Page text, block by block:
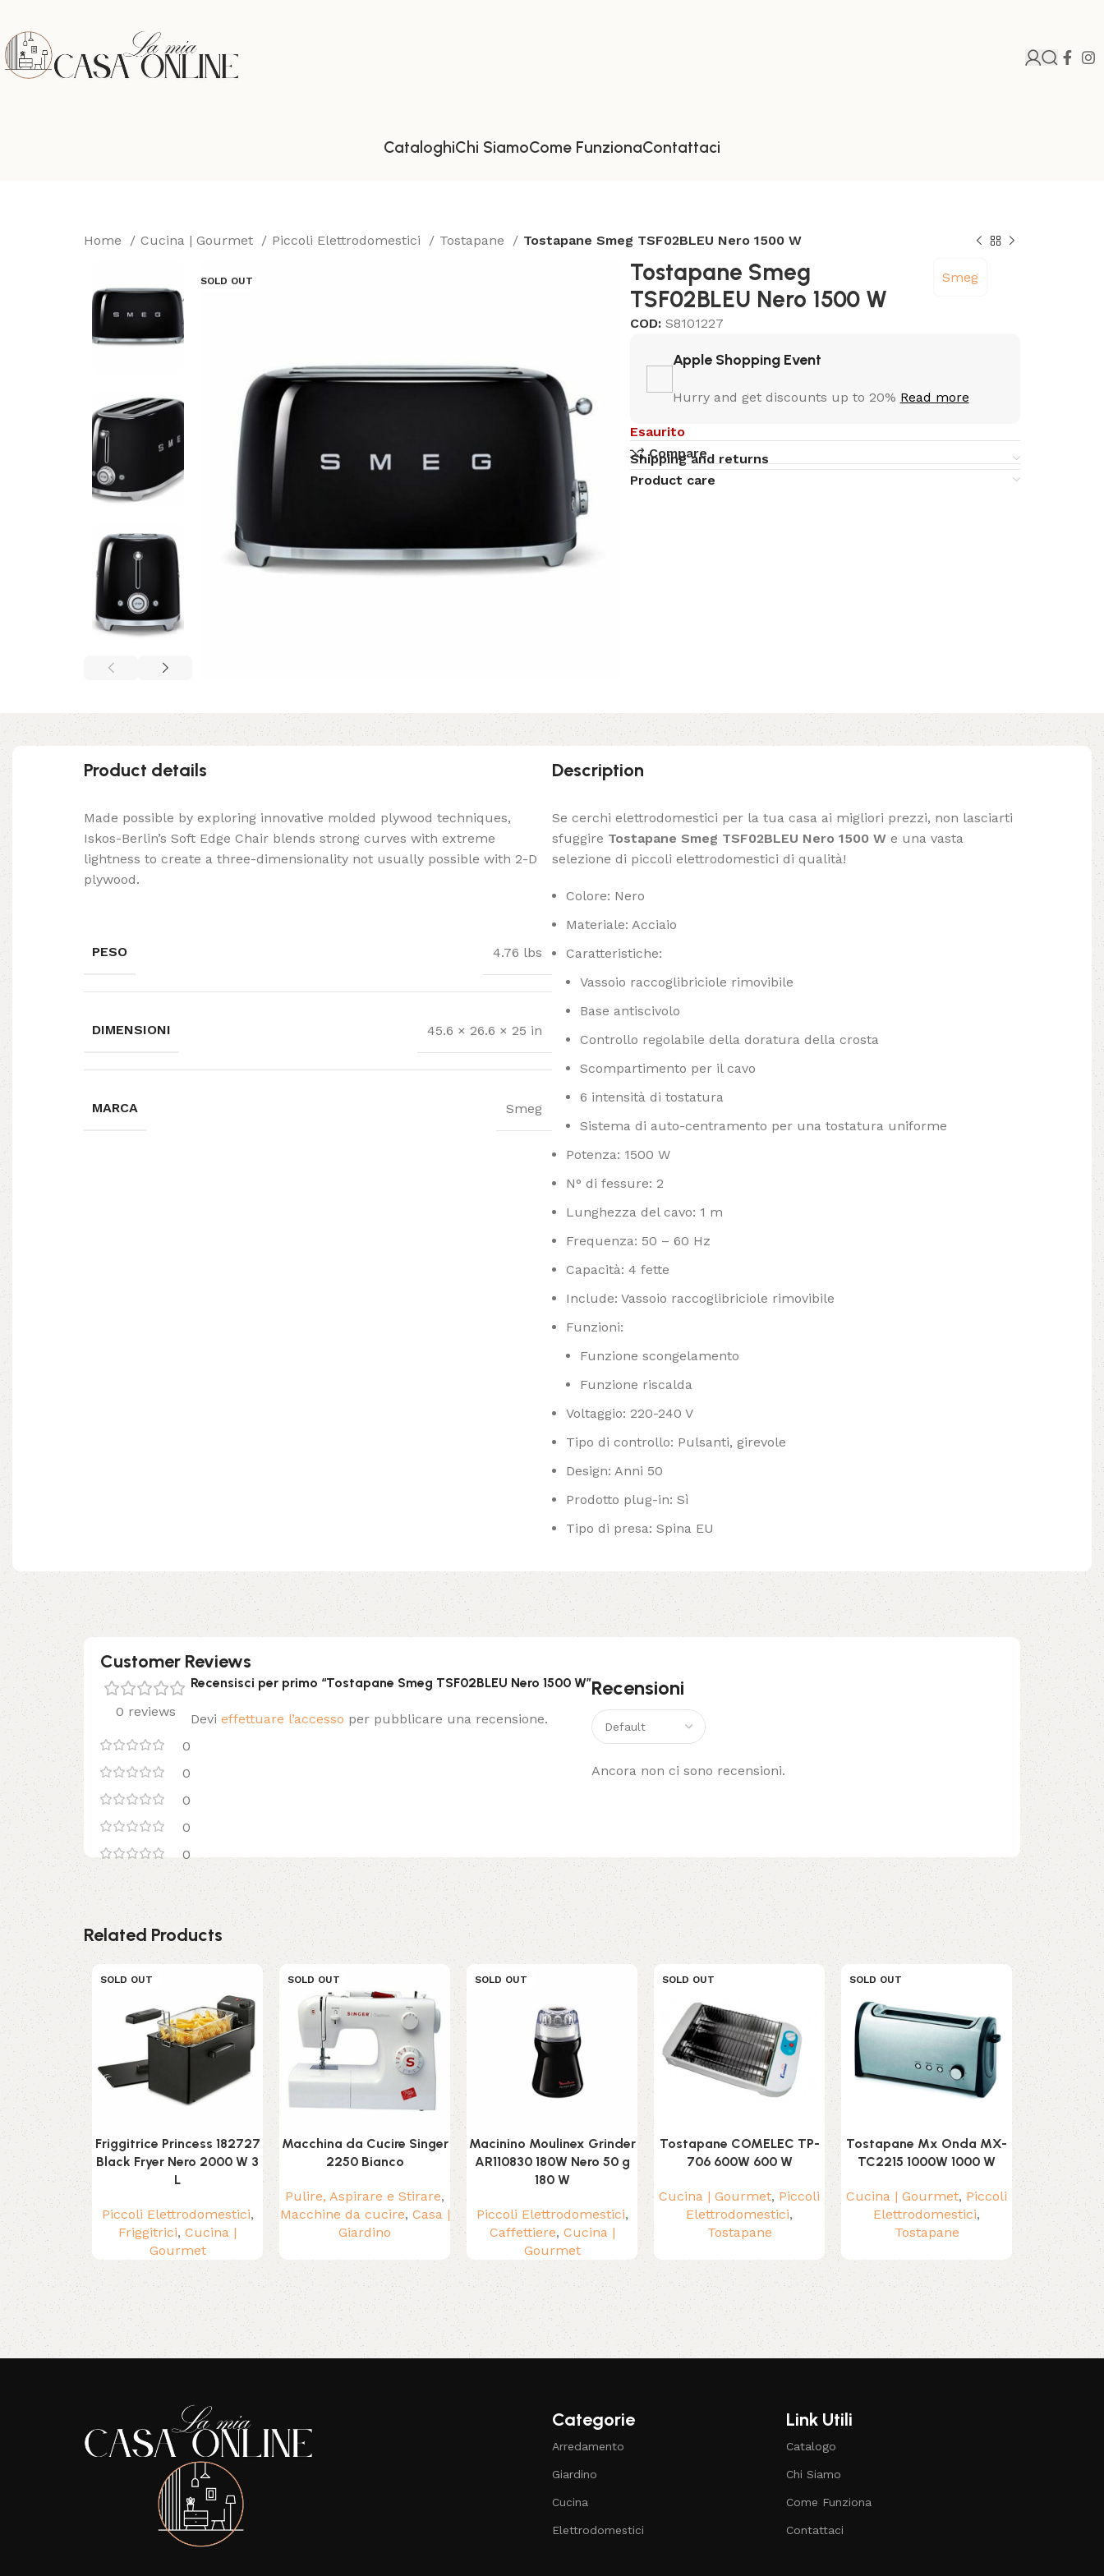
CataloghiChi SiamoCome FunzionaContattaci
Home Cucina | Gourmet Piccoli Elettrodomestici Tostapane Tostapane Smeg TSF02BLEU Nero 1500 W
SOLD OUT
Tostapane Smeg
TSF02BLEU Nero 1500 W
Smeg
COD: S8101227
Apple Shopping Event
Hurry and get discounts up to 20% Read more
Esaurito
Compare
Shipping and returns
Product care
Product details
Made possible by exploring innovative molded plywood techniques,
Iskos-Berlin’s Soft Edge Chair blends strong curves with extreme
lightness to create a three-dimensionality not usually possible with 2-D
plywood.
PESO 4.76 lbs
DIMENSIONI 45.6 × 26.6 × 25 in
MARCA Smeg
Description
Se cerchi elettrodomestici per la tua casa ai migliori prezzi, non lasciarti
sfuggire Tostapane Smeg TSF02BLEU Nero 1500 W e una vasta
selezione di piccoli elettrodomestici di qualità!
Colore: Nero
Materiale: Acciaio
Caratteristiche:
Vassoio raccoglibriciole rimovibile
Base antiscivolo
Controllo regolabile della doratura della crosta
Scompartimento per il cavo
6 intensità di tostatura
Sistema di auto-centramento per una tostatura uniforme
Potenza: 1500 W
N° di fessure: 2
Lunghezza del cavo: 1 m
Frequenza: 50 – 60 Hz
Capacità: 4 fette
Include: Vassoio raccoglibriciole rimovibile
Funzioni:
Funzione scongelamento
Funzione riscalda
Voltaggio: 220-240 V
Tipo di controllo: Pulsanti, girevole
Design: Anni 50
Prodotto plug-in: Sì
Tipo di presa: Spina EU
Customer Reviews
0 reviews
0
0
0
0
0
Recensioni
Ancora non ci sono recensioni.
Recensisci per primo “Tostapane Smeg TSF02BLEU Nero 1500 W”
Devi effettuare l’accesso per pubblicare una recensione.
Related Products
SOLD OUT
Friggitrice Princess 182727
Black Fryer Nero 2000 W 3
L
Piccoli Elettrodomestici,
Friggitrici, Cucina |
Gourmet
SOLD OUT
Macchina da Cucire Singer
2250 Bianco
Pulire, Aspirare e Stirare,
Macchine da cucire, Casa |
Giardino
SOLD OUT
Macinino Moulinex Grinder
AR110830 180W Nero 50 g
180 W
Piccoli Elettrodomestici,
Caffettiere, Cucina |
Gourmet
SOLD OUT
Tostapane COMELEC TP-
706 600W 600 W
Cucina | Gourmet, Piccoli
Elettrodomestici,
Tostapane
SOLD OUT
Tostapane Mx Onda MX-
TC2215 1000W 1000 W
Cucina | Gourmet, Piccoli
Elettrodomestici,
Tostapane
SOLD OUT
Cucina |
Read More
Categorie
Arredamento
Giardino
Cucina
Elettrodomestici
Link Utili
Catalogo
Chi Siamo
Come Funziona
Contattaci